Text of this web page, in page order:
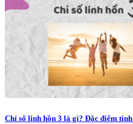
Chỉ số linh hồn 3 là gì? Đặc điểm